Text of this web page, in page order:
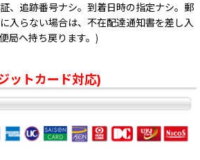
、追跡番号ナシ。到着日時の指定ナシ。郵
入らない場合は、不在配達通知書を差し入
局へ持ち戻ります。)
ットカード対応)